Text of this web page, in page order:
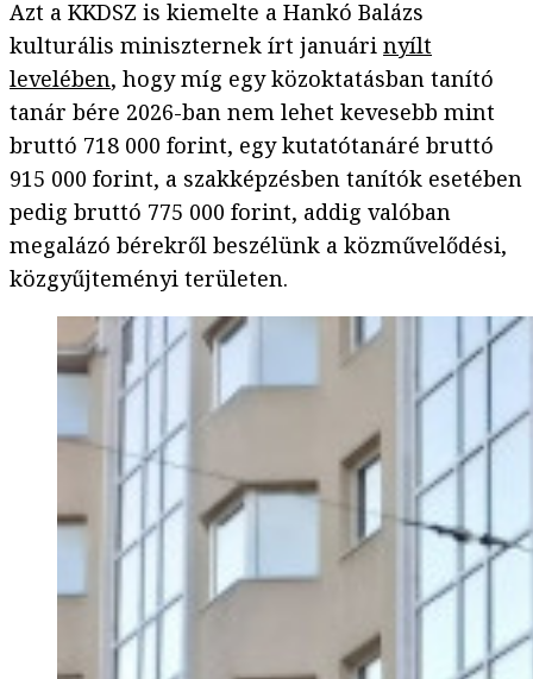
Azt a KKDSZ is kiemelte a Hankó Balázs
kulturális miniszternek írt januári nyílt
levelében, hogy míg egy közoktatásban tanító
tanár bére 2026-ban nem lehet kevesebb mint
bruttó 718 000 forint, egy kutatótanáré bruttó
915 000 forint, a szakképzésben tanítók esetében
pedig bruttó 775 000 forint, addig valóban
megalázó bérekről beszélünk a közművelődési,
közgyűjteményi területen.